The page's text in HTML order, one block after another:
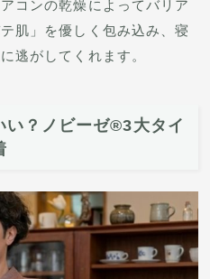
コンの乾燥によってバリア
肌」を優しく包み込み、寝
逃がしてくれます。
い？ノビーゼ®3大タイ